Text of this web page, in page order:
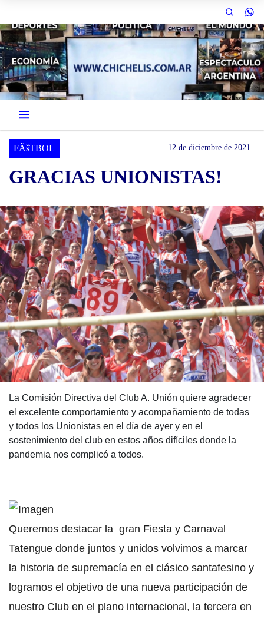
FÃšTBOL 12 de diciembre de 2021
GRACIAS UNIONISTAS!
La Comisión Directiva del Club A. Unión quiere agradecer
el excelente comportamiento y acompañamiento de todas
y todos los Unionistas en el día de ayer y en el
sostenimiento del club en estos años difíciles donde la
pandemia nos complicó a todos.
Queremos destacar la gran Fiesta y Carnaval
Tatengue donde juntos y unidos volvimos a marcar
la historia de supremacía en el clásico santafesino y
logramos el objetivo de una nueva participación de
nuestro Club en el plano internacional, la tercera en